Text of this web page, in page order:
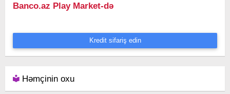
Banco.az Play Market-də
Kredit sifariş edin
Həmçinin oxu